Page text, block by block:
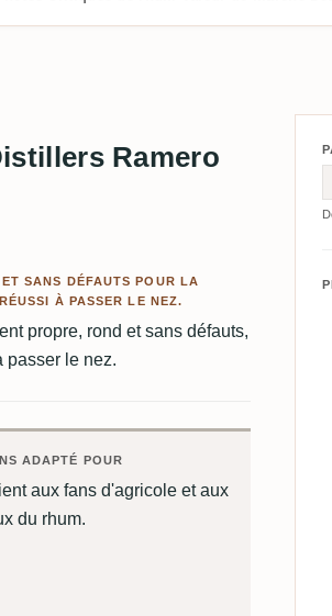
Ramero
SANS DÉFAUTS POUR LA
À PASSER LE NEZ.
propre, rond et sans défauts,
passer le nez.
ADAPTÉ POUR
aux fans d'agricole et aux
du rhum.